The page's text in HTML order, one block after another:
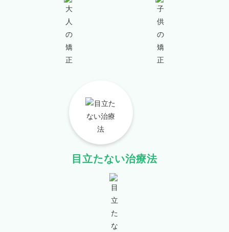
目立たない治療法